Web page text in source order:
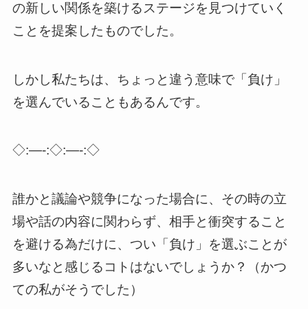
の新しい関係を築けるステージを見つけていく
ことを提案したものでした。
しかし私たちは、ちょっと違う意味で「負け」
を選んでいることもあるんです。
◇:—-:◇:—-:◇
誰かと議論や競争になった場合に、その時の立
場や話の内容に関わらず、相手と衝突すること
を避ける為だけに、つい「負け」を選ぶことが
多いなと感じるコトはないでしょうか？（かつ
ての私がそうでした）